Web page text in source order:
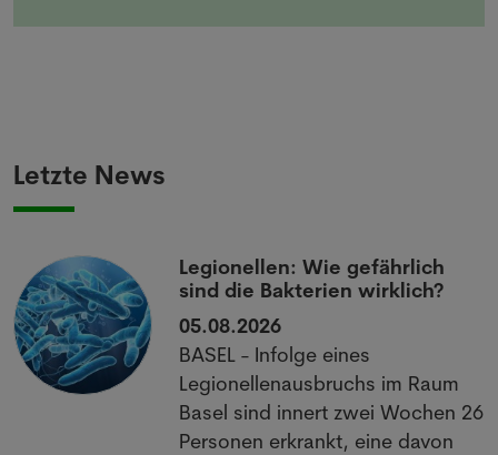
Letzte News
Legionellen: Wie gefährlich
sind die Bakterien wirklich?
05.08.2026
BASEL - Infolge eines
Legionellenausbruchs im Raum
Basel sind innert zwei Wochen 26
Personen erkrankt, eine davon